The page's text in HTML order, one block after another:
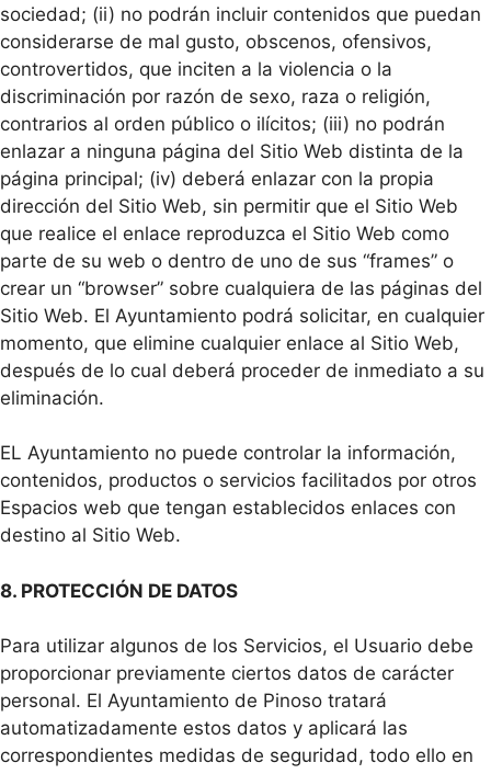
sociedad; (ii) no podrán incluir contenidos que puedan
considerarse de mal gusto, obscenos, ofensivos,
controvertidos, que inciten a la violencia o la
discriminación por razón de sexo, raza o religión,
contrarios al orden público o ilícitos; (iii) no podrán
enlazar a ninguna página del Sitio Web distinta de la
página principal; (iv) deberá enlazar con la propia
dirección del Sitio Web, sin permitir que el Sitio Web
que realice el enlace reproduzca el Sitio Web como
parte de su web o dentro de uno de sus “frames” o
crear un “browser” sobre cualquiera de las páginas del
Sitio Web. El Ayuntamiento podrá solicitar, en cualquier
momento, que elimine cualquier enlace al Sitio Web,
después de lo cual deberá proceder de inmediato a su
eliminación.
EL Ayuntamiento no puede controlar la información,
contenidos, productos o servicios facilitados por otros
Espacios web que tengan establecidos enlaces con
destino al Sitio Web.
8. PROTECCIÓN DE DATOS
Para utilizar algunos de los Servicios, el Usuario debe
proporcionar previamente ciertos datos de carácter
personal. El Ayuntamiento de Pinoso tratará
automatizadamente estos datos y aplicará las
correspondientes medidas de seguridad, todo ello en